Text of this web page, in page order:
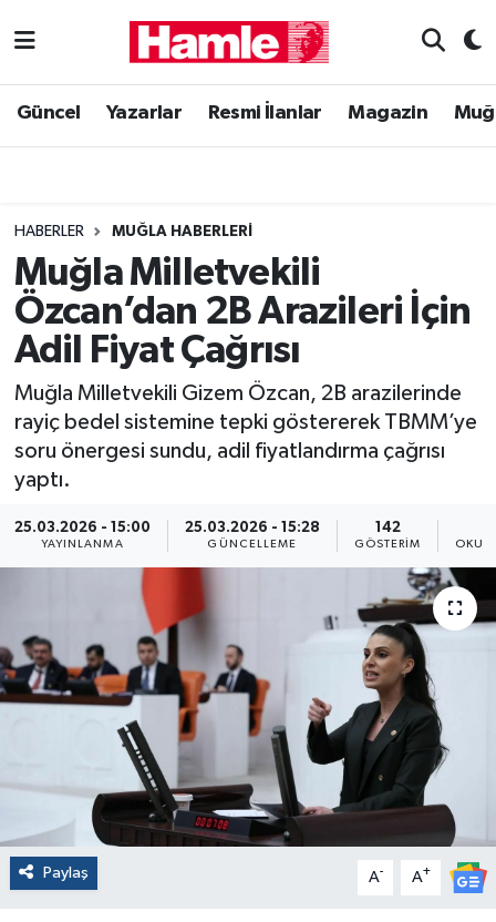
Güncel Yazarlar Resmi İlanlar Magazin
HABERLER MUĞLA HABERLERI
Muğla Milletvekili
Özcan’dan 2B Arazileri İçin
Adil Fiyat Çağrısı
Muğla Milletvekili Gizem Özcan, 2B arazilerinde
rayiç bedel sistemine tepki göstererek TBMM’ye
soru önergesi sundu, adil fiyatlandırma çağrısı
yaptı.
25.03.2026 - 15:00
YAYINLANMA
25.03.2026 - 15:28
GÜNCELLEME
142
GÖSTERIM
Paylaş A- A+
Güncel
Magazin
Muğla Haber
Siyaset
Muğla Nöbetçi Eczaneler
Muğla Trafik Yoğunluk Haritası
Süper Lig Puan Durumu ve Fikstür
Tüm Manşetler
Son Dakika Haberleri
Haber Arşivi